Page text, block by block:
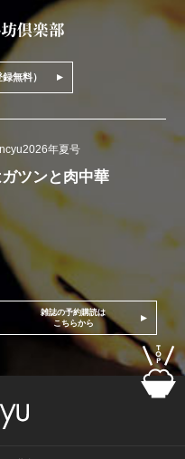
無料）
年夏号
ツンと肉中華
雑誌の予約購読は
こちらから